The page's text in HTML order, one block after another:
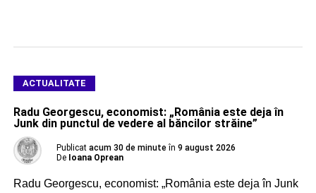
ACTUALITATE
Radu Georgescu, economist: „România este deja în
Junk din punctul de vedere al băncilor străine”
Publicat acum 30 de minute în 9 august 2026
De Ioana Oprean
Radu Georgescu, economist: „România este deja în Junk